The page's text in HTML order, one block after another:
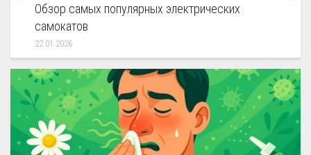
Обзор самых популярных электрических
самокатов
22.01.2026